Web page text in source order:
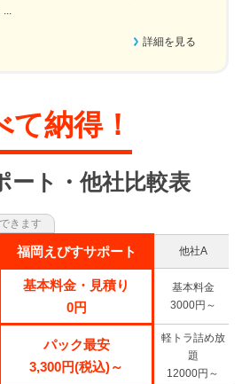
詳細を見る
て納得！
ート・他社比較表
福岡えびすサポート 他社A
基本料金・見積り
0円
基本料金
3000円～
パック最安
3,300円(税込)～
軽トラ詰め放
題
12000円～